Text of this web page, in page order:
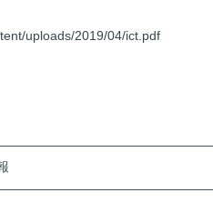
uploads/2019/04/ict.pdf